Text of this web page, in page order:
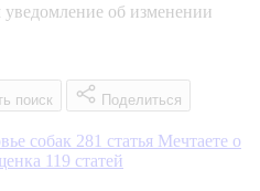
об изменении
поиск Поделиться
собак 281 статья Мечтаете о
119 статей